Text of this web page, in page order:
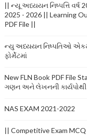
|| ન્યૂ અધ્યયન નિષ્પત્તિ વર્ષ
2025 - 2026 || Learning
PDF File ||
ન્યુ અધ્યયન નિષ્પતિઓ એકમ
ફોર્મેટમાં
New FLN Book PDF File
ગણન અને લેખનની
NAS EXAM 2021-2022
|| Competitive Exam